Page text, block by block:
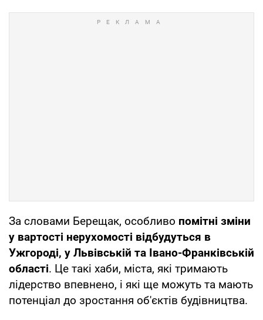
За словами Берещак, особливо помітні зміни
у вартості нерухомості відбудуться в
Ужгороді, у Львівській та Івано-Франківській
області. Це такі хаби, міста, які тримають
лідерство впевнено, і які ще можуть та мають
потенціал до зростання об'єктів будівництва.